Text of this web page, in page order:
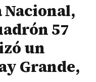
57
un
Grande,